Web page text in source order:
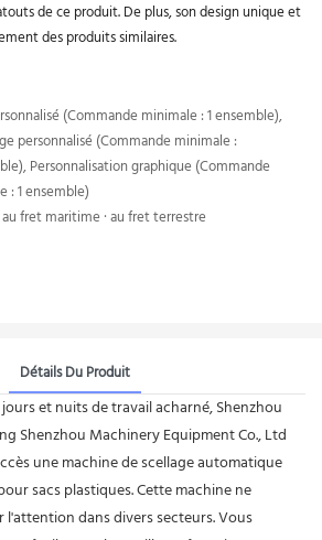
de ce produit. De plus, son design unique et
des produits similaires.
(Commande minimale : 1 ensemble),
personnalisé (Commande minimale :
Personnalisation graphique (Commande
: 1 ensemble)
fret maritime · au fret terrestre
Détails Du Produit
et nuits de travail acharné, Shenzhou
Shenzhou Machinery Equipment Co., Ltd
une machine de scellage automatique
sacs plastiques. Cette machine ne
l'attention dans divers secteurs. Vous